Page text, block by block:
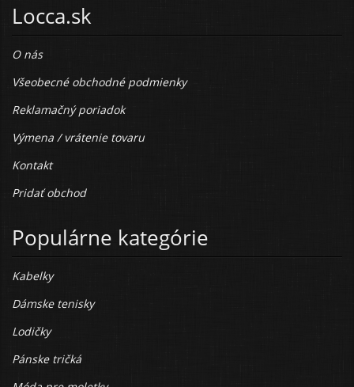
Locca.sk
O nás
Všeobecné obchodné podmienky
Reklamačný poriadok
Výmena / vrátenie tovaru
Kontakt
Pridať obchod
Populárne kategórie
Kabelky
Dámske tenisky
Lodičky
Pánske tričká